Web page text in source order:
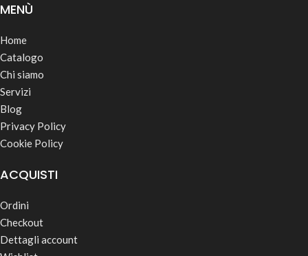
MENÙ
Home
Catalogo
Chi siamo
Servizi
Blog
Privacy Policy
Cookie Policy
ACQUISTI
Ordini
Checkout
Dettagli account